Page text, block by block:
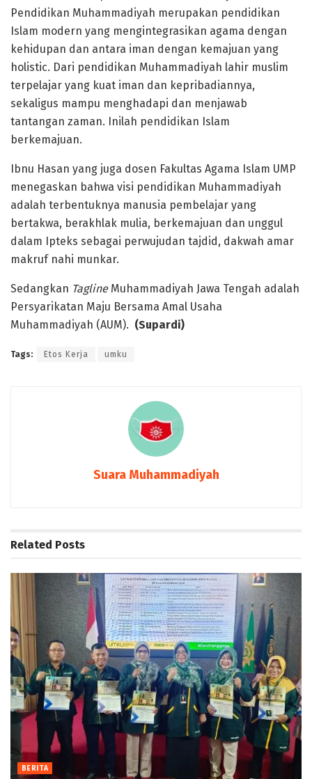
Pendidikan Muhammadiyah merupakan pendidikan
Islam modern yang mengintegrasikan agama dengan
kehidupan dan antara iman dengan kemajuan yang
holistic. Dari pendidikan Muhammadiyah lahir muslim
terpelajar yang kuat iman dan kepribadiannya,
sekaligus mampu menghadapi dan menjawab
tantangan zaman. Inilah pendidikan Islam
berkemajuan.
Ibnu Hasan yang juga dosen Fakultas Agama Islam UMP
menegaskan bahwa visi pendidikan Muhammadiyah
adalah terbentuknya manusia pembelajar yang
bertakwa, berakhlak mulia, berkemajuan dan unggul
dalam Ipteks sebagai perwujudan tajdid, dakwah amar
makruf nahi munkar.
Sedangkan Tagline Muhammadiyah Jawa Tengah adalah
Persyarikatan Maju Bersama Amal Usaha
Muhammadiyah (AUM). (Supardi)
Tags: Etos Kerja umku
Suara Muhammadiyah
Related Posts
BERITA